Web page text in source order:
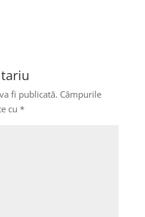
fi publicată. Câmpurile
cu *